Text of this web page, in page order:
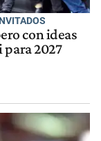
con ideas
para 2027